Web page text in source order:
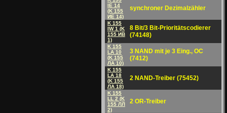
IE 14
(K 155
ИE 14)
synchroner Dezimalzähler
K 155
IW 1 (K
155 ИB
1)
8 Bit/3 Bit-Prioritätscodierer
(74148)
K 155
LA 10
(K 155
ЛА 10)
3 NAND mit je 3 Eing., OC
(7412)
K 155
LA 18
(K 155
ЛA 18)
2 NAND-Treiber (75452)
K 155
LL 2 (K
155 ЛЛ
2)
2 OR-Treiber